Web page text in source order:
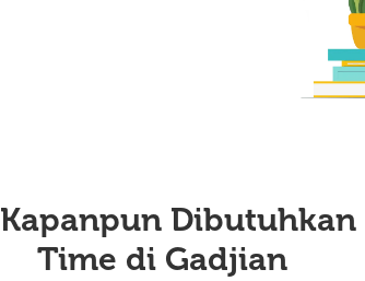
Kapanpun Dibutuhkan
Time di Gadjian